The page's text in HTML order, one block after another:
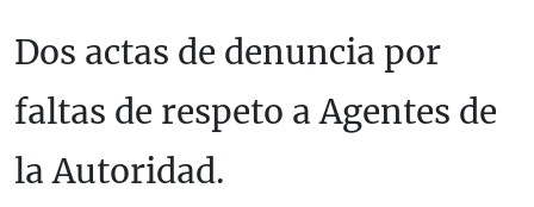
Dos actas de denuncia por
faltas de respeto a Agentes de
la Autoridad.